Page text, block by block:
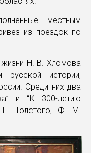
местным
из поездок по
жизни Н. В. Хломова
русской истории,
Среди них два
и “К 300-летию
Н. Толстого, Ф. М.